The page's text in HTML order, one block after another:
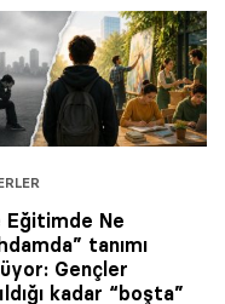
Eğitimde Ne
tanımı
Gençler
kadar “boşta”